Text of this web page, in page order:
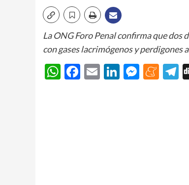
La ONG Foro Penal confirma que
con gases lacrimógenos y perdigones
WhatsApp
Facebook
EmailLinkedIn